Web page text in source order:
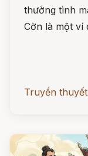
thường tình
Cờn là một ví
Truyền